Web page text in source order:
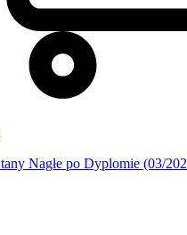
Nagłe po Dyplomie (03/